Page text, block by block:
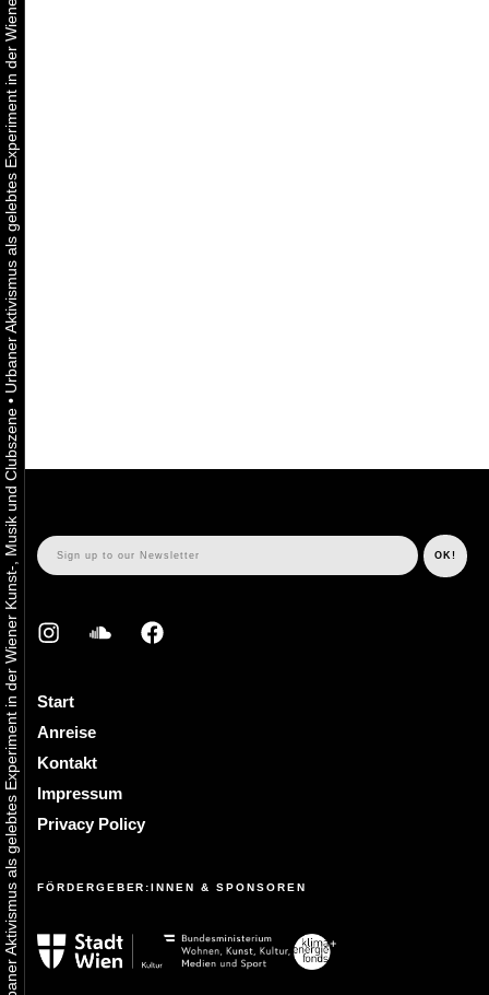
Urbaner Aktivismus als gelebtes Experiment in der Wiener Kunst-, Musik und Clubszene
•
Start
Anreise
Kontakt
Impressum
Privacy Policy
FÖRDERGEBER:INNEN & SPONSOREN